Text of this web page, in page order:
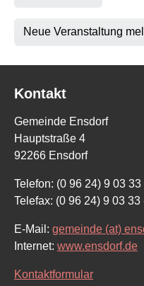
Neue Veranstaltung
Kontakt
Gemeinde Ensdorf
Hauptstraße 4
92266 Ensdorf
Telefon: (0 96 24) 9 03 33
Telefax: (0 96 24) 9 03 33
E-Mail: gemeinde (at)
Internet: www.ensdorf.de
Kontaktformular